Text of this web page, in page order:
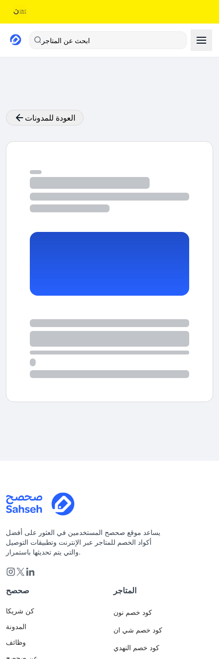
ابحث عن المتاجر
العودة للمدونات
يساعد موقع صحصح المستخدمين في العثور على أفضل
أكواد الخصم للمتاجر عبر الإنترنت وتطبيقات التوصيل
والتي يتم تحديثها باستمرار.
صحصح
كن شريكا
المدونة
وظائف
المتاجر
كود خصم نون
كود خصم شي ان
كود خصم النهدي